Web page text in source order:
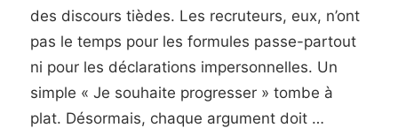
des discours tièdes. Les recruteurs, eux, n’ont
pas le temps pour les formules passe-partout
ni pour les déclarations impersonnelles. Un
simple « Je souhaite progresser » tombe à
plat. Désormais, chaque argument doit …